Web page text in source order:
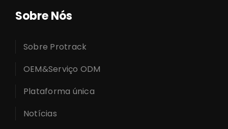
Sobre Nós
Sobre Protrack
OEM&Serviço ODM
Plataforma única
Notícias